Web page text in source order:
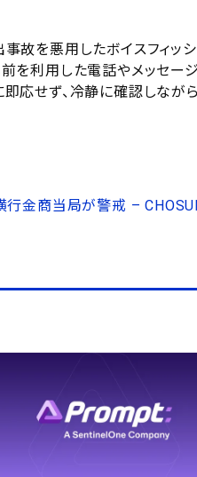
故を悪用したボイスフィッ
を利用した電話やメッセー
応せず、冷静に確認しなが
行金商当局が警戒 –